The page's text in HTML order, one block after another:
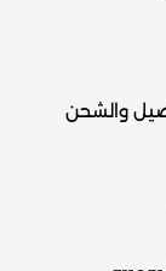
والشحن